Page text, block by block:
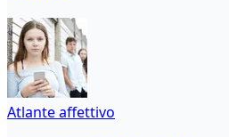
Atlante affettivo